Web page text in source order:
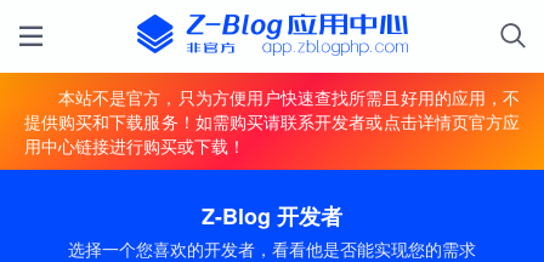
本站不是官方，只为方便用户快速查找所需且好用的应用，不
提供购买和下载服务！如需购买请联系开发者或点击详情页官方应
用中心链接进行购买或下载！
Z-Blog 开发者
选择一个您喜欢的开发者，看看他是否能实现您的需求